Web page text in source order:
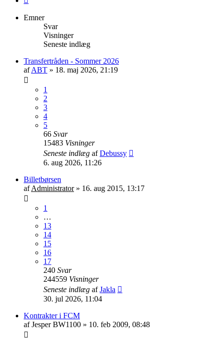
Emner
Svar
Visninger
Seneste indlæg
Transfertråden - Sommer 2026
afABT » 18. maj 2026, 21:19
1
2
3
4
5
66 Svar
15483 Visninger
Seneste indlæg afDebussy
6. aug 2026, 11:26
Billetbørsen
afAdministrator» 16. aug 2015, 13:17
1
…
13
14
15
16
17
240 Svar
244559 Visninger
Seneste indlæg afJakla
30. jul 2026, 11:04
Kontrakter i FCM
afJesper BW1100 » 10. feb 2009, 08:48